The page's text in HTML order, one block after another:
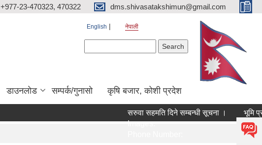
+977-23-470323, 470322 dms.shivasatakshimun@gmail.com
English नेपाली
डाउनलाेड सम्पर्क/गुनासाे कृषि बजार, कोशी प्रदेश
सरुवा सहमति दिने सम्बन्धी सूचना ।
Images:
भूमि